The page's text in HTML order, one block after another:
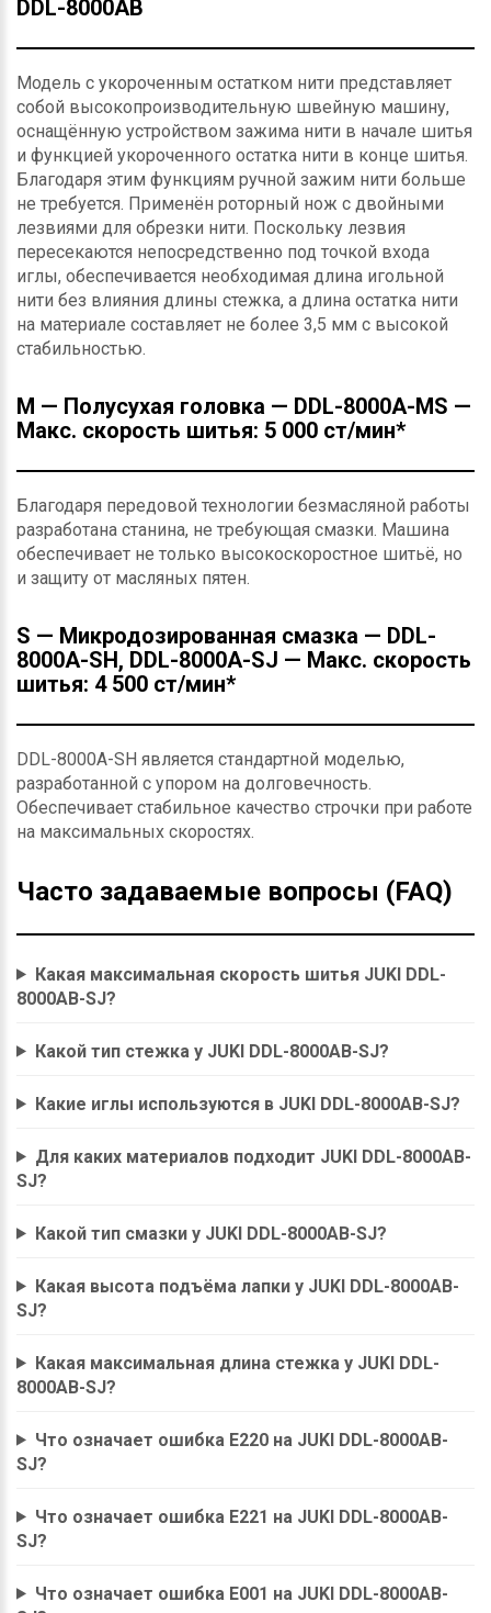
DDL-8000AB
Модель с укороченным остатком нити представляет
собой высокопроизводительную швейную машину,
оснащённую устройством зажима нити в начале шитья
и функцией укороченного остатка нити в конце шитья.
Благодаря этим функциям ручной зажим нити больше
не требуется. Применён роторный нож с двойными
лезвиями для обрезки нити. Поскольку лезвия
пересекаются непосредственно под точкой входа
иглы, обеспечивается необходимая длина игольной
нити без влияния длины стежка, а длина остатка нити
на материале составляет не более 3,5 мм с высокой
стабильностью.
M — Полусухая головка — DDL-8000A-MS —
Макс. скорость шитья: 5 000 ст/мин*
Благодаря передовой технологии безмасляной работы
разработана станина, не требующая смазки. Машина
обеспечивает не только высокоскоростное шитьё, но
и защиту от масляных пятен.
S — Микродозированная смазка — DDL-
8000A-SH, DDL-8000A-SJ — Макс. скорость
шитья: 4 500 ст/мин*
DDL-8000A-SH является стандартной моделью,
разработанной с упором на долговечность.
Обеспечивает стабильное качество строчки при работе
на максимальных скоростях.
Часто задаваемые вопросы (FAQ)
Какая максимальная скорость шитья JUKI DDL-
8000AB-SJ?
Какой тип стежка у JUKI DDL-8000AB-SJ?
Какие иглы используются в JUKI DDL-8000AB-SJ?
Для каких материалов подходит JUKI DDL-8000AB-
SJ?
Какой тип смазки у JUKI DDL-8000AB-SJ?
Какая высота подъёма лапки у JUKI DDL-8000AB-
SJ?
Какая максимальная длина стежка у JUKI DDL-
8000AB-SJ?
Что означает ошибка E220 на JUKI DDL-8000AB-
SJ?
Что означает ошибка E221 на JUKI DDL-8000AB-
SJ?
Что означает ошибка E001 на JUKI DDL-8000AB-